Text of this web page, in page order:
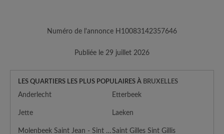
Numéro de l'annonce H10083142357646
Publiée le 29 juillet 2026
LES QUARTIERS LES PLUS POPULAIRES À BRUXELLES
Anderlecht Etterbeek
Jette Laeken
Molenbeek Saint Jean - Sint Jans MolenbeekSaint Gilles Sint Gillis